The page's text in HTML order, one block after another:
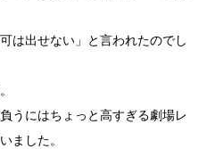
は出せない」と言われたのでし
うにはちょっと高すぎる劇場レ
ました。